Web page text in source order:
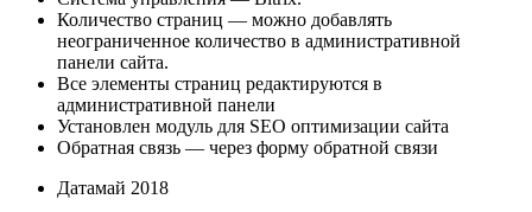
Количество страниц — можно добавлять
неограниченное количество в административной
панели сайта.
Все элементы страниц редактируются в
административной панели
Установлен модуль для SEO оптимизации сайта
Обратная связь — через форму обратной связи
Датамай 2018